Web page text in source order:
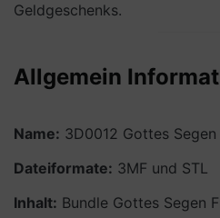
Geldgeschenks.
Allgemein
Name: 3D0012 Gottes
Dateiformate: 3MF und STL
Inhalt: Bundle Gottes Segen